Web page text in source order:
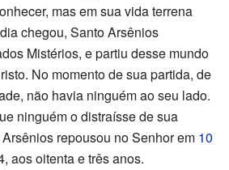
mas em sua vida terrena
chegou, Santo Arsênios
Mistérios, e partiu desse mundo
No momento de sua partida, de
não havia ninguém ao seu lado.
ninguém o distraísse de sua
repousou no Senhor em 10
aos oitenta e três anos.